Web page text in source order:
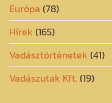
Európa (78)
Hírek (165)
Vadásztörténetek (41)
Vadászutak Kft. (19)